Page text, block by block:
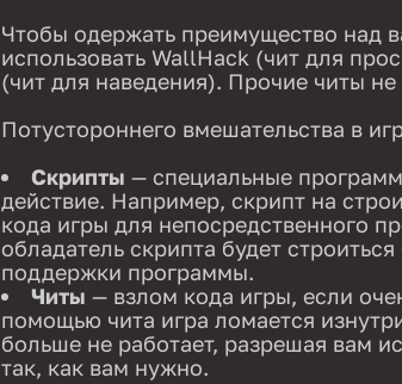
Чтобы одержать преимущество над
использовать WallHack (чит для
(чит для наведения). Прочие читы не
Потустороннего вмешательства в
Скрипты — специальные
действие. Например, скрипт на
кода игры для непосредственного
обладатель скрипта будет
поддержки программы.
Читы — взлом кода игры, если
помощью чита игра ломается
больше не работает, разрешая вам
так, как вам нужно.